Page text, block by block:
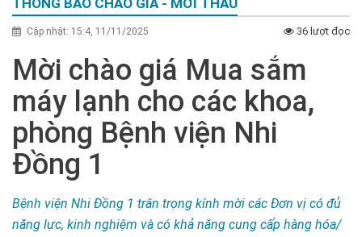
THÔNG BÁO CHÀO GIÁ - MỜI THẦU
Cập nhật: 15:4, 11/11/2025 36 lượt đọc
Mời chào giá Mua sắm
máy lạnh cho các khoa,
phòng Bệnh viện Nhi
Đồng 1
Bệnh viện Nhi Đồng 1 trân trọng kính mời các Đơn vị có đủ
năng lực, kinh nghiệm và có khả năng cung cấp hàng hóa/